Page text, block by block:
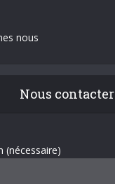
nous
Nous contacter
(nécessaire)